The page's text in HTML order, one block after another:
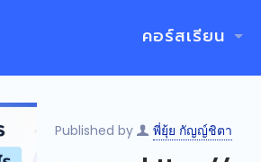
คอร์สเรียน
Published by พี่ยุ้ย กัญญ์ชิตา